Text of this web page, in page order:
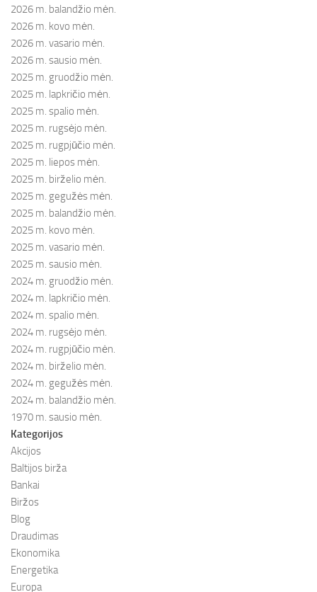
2026 m. balandžio mėn.
2026 m. kovo mėn.
2026 m. vasario mėn.
2026 m. sausio mėn.
2025 m. gruodžio mėn.
2025 m. lapkričio mėn.
2025 m. spalio mėn.
2025 m. rugsėjo mėn.
2025 m. rugpjūčio mėn.
2025 m. liepos mėn.
2025 m. birželio mėn.
2025 m. gegužės mėn.
2025 m. balandžio mėn.
2025 m. kovo mėn.
2025 m. vasario mėn.
2025 m. sausio mėn.
2024 m. gruodžio mėn.
2024 m. lapkričio mėn.
2024 m. spalio mėn.
2024 m. rugsėjo mėn.
2024 m. rugpjūčio mėn.
2024 m. birželio mėn.
2024 m. gegužės mėn.
2024 m. balandžio mėn.
1970 m. sausio mėn.
Kategorijos
Akcijos
Baltijos birža
Bankai
Biržos
Blog
Draudimas
Ekonomika
Energetika
Europa